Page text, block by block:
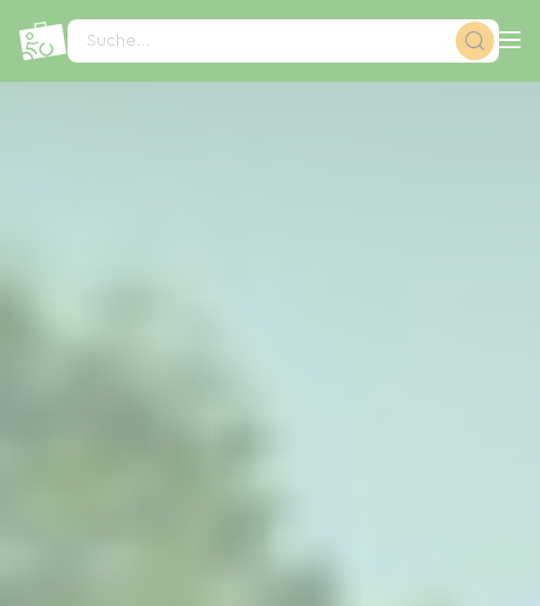
Suche...
Cookie-Einstellungen